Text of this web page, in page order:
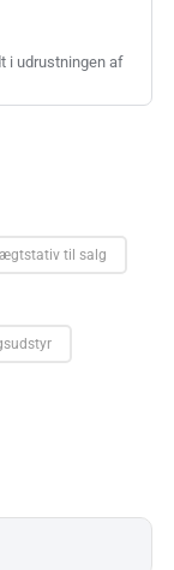
i udrustningen af
til salg